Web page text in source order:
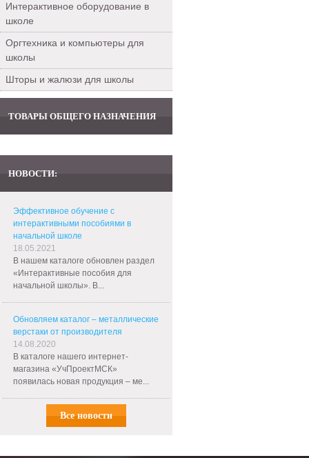
Интерактивное оборудование в
школе
Оргтехника и компьютеры для
школы
Шторы и жалюзи для школы
ТОВАРЫ ОБЩЕГО НАЗНАЧЕНИЯ
НОВОСТИ:
Эффективное обучение с
интерактивными пособиями в
начальной школе
18.05.2021
В нашем каталоге обновлен раздел
«Интерактивные пособия для
начальной школы». В...
Обновляем каталог – металлические
верстаки от производителя
14.08.2020
В каталоге нашего интернет-
магазина «УчПроектМСК»
появилась новая продукция – ме...
Все новости